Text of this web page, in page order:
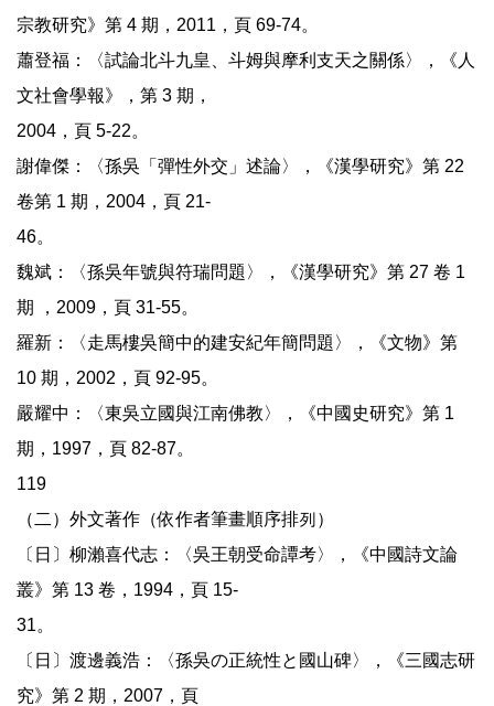
宗教研究》第 4 期，2011，頁 69-74。
蕭登福：〈試論北斗九皇、斗姆與摩利支天之關係〉，《人
文社會學報》，第 3 期，
2004，頁 5-22。
謝偉傑：〈孫吳「彈性外交」述論〉，《漢學研究》第 22
卷第 1 期，2004，頁 21-
46。
魏斌：〈孫吳年號與符瑞問題〉，《漢學研究》第 27 卷 1
期 ，2009，頁 31-55。
羅新：〈走馬樓吳簡中的建安紀年簡問題〉，《文物》第
10 期，2002，頁 92-95。
嚴耀中：〈東吳立國與江南佛教〉，《中國史研究》第 1
期，1997，頁 82-87。
119
（二）外文著作（依作者筆畫順序排列）
〔日〕柳瀨喜代志：〈吳王朝受命譚考〉，《中國詩文論
叢》第 13 卷，1994，頁 15-
31。
〔日〕渡邊義浩：〈孫吳の正統性と國山碑〉，《三國志研
究》第 2 期，2007，頁